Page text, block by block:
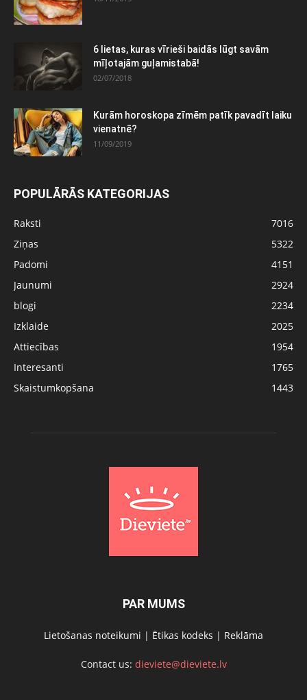
6 lietas, kuras vīrieši baidās lūgt savām
mīļotajām guļamistabā!
02/07/2018
Kurām horoskopa zīmēm patīk pavadīt laiku
vienatnē?
11/09/2019
POPULĀRĀS KATEGORIJAS
Raksti
7016
Ziņas
5322
Padomi
4151
Jaunumi
2924
blogi
2234
Izklaide
2025
Attiecības
1954
Interesanti
1765
Skaistumkopšana
1443
PAR MUMS
Lietošanas noteikumi | Ētikas kodeks | Reklāma
Contact us: dieviete@dieviete.lv